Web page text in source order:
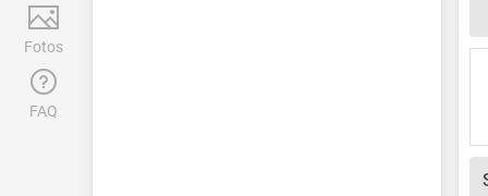
Fotos
FAQ